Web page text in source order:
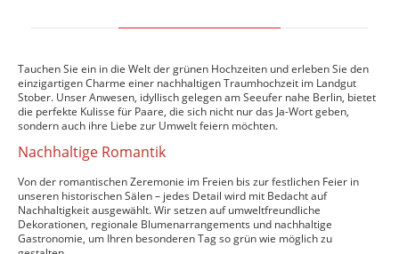
Tauchen Sie ein in die Welt der grünen Hochzeiten und erleben Sie den
einzigartigen Charme einer nachhaltigen Traumhochzeit im Landgut
Stober. Unser Anwesen, idyllisch gelegen am Seeufer nahe Berlin, bietet
die perfekte Kulisse für Paare, die sich nicht nur das Ja-Wort geben,
sondern auch ihre Liebe zur Umwelt feiern möchten.
Nachhaltige Romantik
Von der romantischen Zeremonie im Freien bis zur festlichen Feier in
unseren historischen Sälen – jedes Detail wird mit Bedacht auf
Nachhaltigkeit ausgewählt. Wir setzen auf umweltfreundliche
Dekorationen, regionale Blumenarrangements und nachhaltige
Gastronomie, um Ihren besonderen Tag so grün wie möglich zu